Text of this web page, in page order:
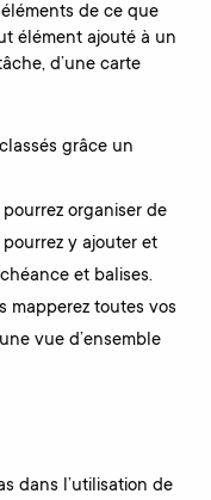
de ce que
élément ajouté à un
d’une carte
grâce un
organiser de
y ajouter et
et balises.
mapperez toutes vos
vue d’ensemble
dans l’utilisation de